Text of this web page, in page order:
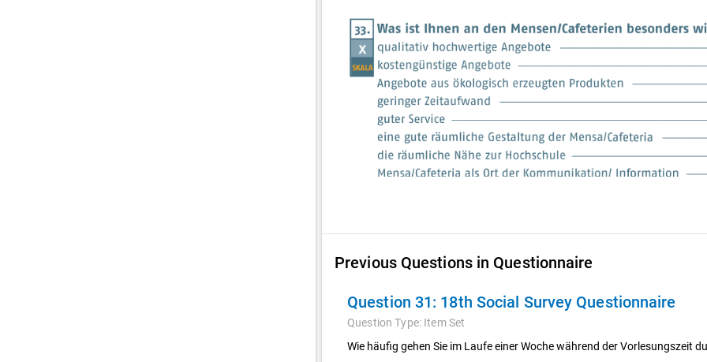
Previous Questions in Questionnaire
Question 31: 18th Social Survey Questionnaire
Question Type: Item Set
Wie häufig gehen Sie im Laufe einer Woche während der Vorlesungszeit